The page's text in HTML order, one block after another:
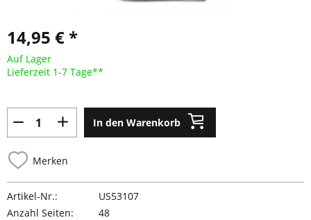
14,95 € *
Auf Lager
Lieferzeit 1-7 Tage**
In den Warenkorb
Merken
Artikel-Nr.:
US53107
Anzahl Seiten:
48